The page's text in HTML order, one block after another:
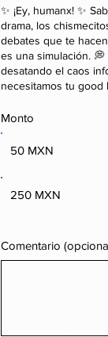
✨ ¡Ey, humanx! ✨
drama, los
debates que te
es una simulación.
desatando el caos
necesitamos tu good
Monto
50 MXN
250 MXN
Comentario